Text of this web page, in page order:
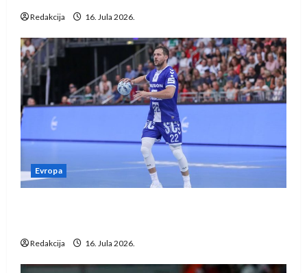
Redakcija 16. Jula 2026.
Evropa
Redakcija 16. Jula 2026.